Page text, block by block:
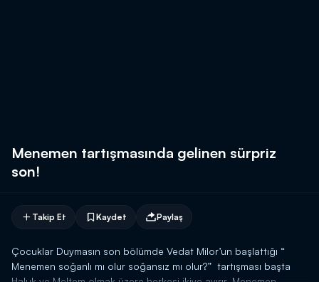
Menemen tartışmasında gelinen sürpriz
son!
Takip Et Kaydet Paylaş
Çocuklar Duymasın son bölümde Vedat Milor’un başlattığı “
Menemen soğanlı mı olur soğansız mı olur?” tartışması başta